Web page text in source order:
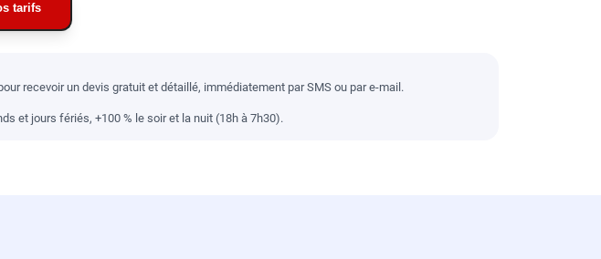
tarifs
recevoir un devis gratuit et détaillé, immédiatement par SMS ou par e-mail.
et jours fériés, +100 % le soir et la nuit (18h à 7h30).